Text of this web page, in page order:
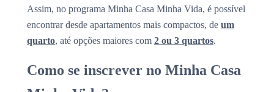
Assim, no programa Minha Casa Minha Vida, é possível
encontrar desde apartamentos mais compactos, de um
quarto, até opções maiores com 2 ou 3 quartos.
Como se inscrever no Minha Casa